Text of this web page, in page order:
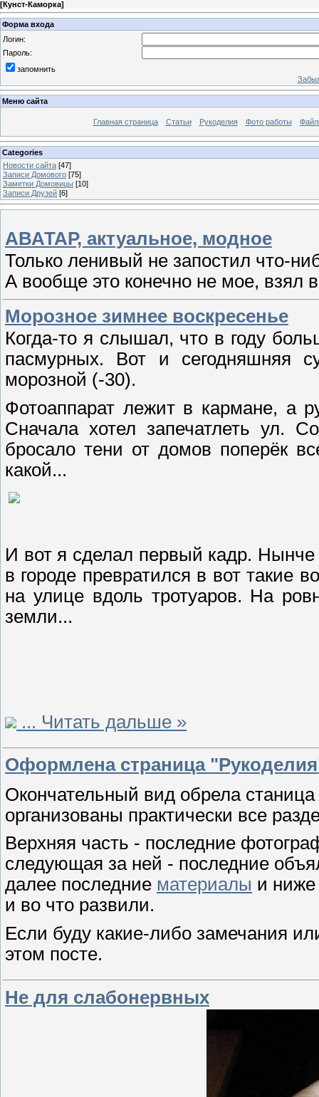
[Кунст-Каморка]
Форма входа
Логин:
Пароль:
запомнить
Меню сайта
Главная страница Статьи Рукоделия Фото работы
Categories
Новости сайта [47]
Записи Домового [75]
Заметки Домовицы [10]
Записи Друзей [6]
АВАТАР, актуальное, модное
Только ленивый не запостил что-
А вообще это конечно не мое, взял
Морозное зимнее воскресенье
Когда-то я слышал, что в году
пасмурных. Вот и сегодняшняя
морозной (-30).
Фотоаппарат лежит в кармане, а
Сначала хотел запечатлеть ул.
бросало тени от домов поперёк
какой...
И вот я сделал первый кадр.
в городе превратился в вот такие
на улице вдоль тротуаров. На
земли...
... Читать дальше »
Оформлена страница
Окончательный вид обрела станица
организованы практически все
Верхняя часть - последние
следующая за ней - последние
далее последние материалы и
и во что развили.
Если буду какие-либо замечания
этом посте.
Не для слабонервных